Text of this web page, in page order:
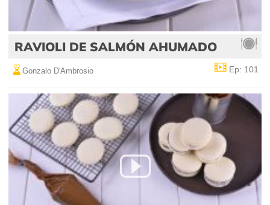
RAVIOLI DE SALMÓN AHUMADO
Gonzalo D'Ambrosio Ep: 101